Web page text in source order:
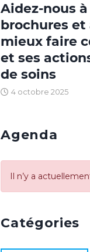
Aidez-nous
brochures
mieux faire
et ses
de soins
4 octobre 2025
Agenda
Il n’y a
Catégories